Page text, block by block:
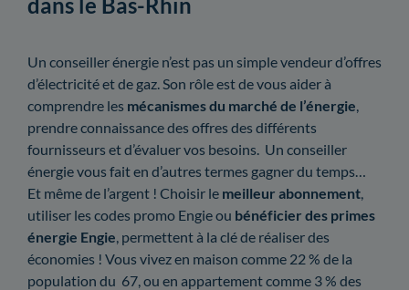
Un conseiller énergie n’est pas un simple vendeur d’offres
d’électricité et de gaz. Son rôle est de vous aider à
comprendre les mécanismes du marché de l’énergie
prendre connaissance des offres des différents
fournisseurs et d’évaluer vos besoins. Un conseiller
énergie vous fait en d’autres termes gagner du temps…
Et même de l’argent ! Choisir le meilleur abonnement
utiliser les codes promo Engie ou bénéficier des primes
énergie Engie , permettent à la clé de réaliser des
économies ! Vous vivez en maison comme 22 % de la
population du 67, ou en appartement comme 3 % des